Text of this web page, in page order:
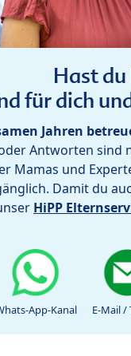
Hast du
für dich
Jahren
Antworten sind
Mamas und
Damit du
HiPP
App-Kanal E-Mail /